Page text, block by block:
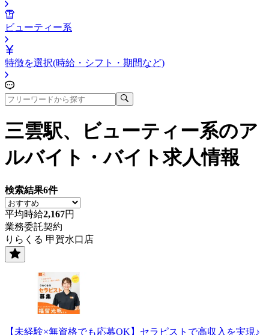
ビューティー系
特徴を選択(時給・シフト・期間など)
三雲駅、ビューティー系のア
ルバイト・バイト求人情報
検索結果6件
平均時給2,167円
業務委託契約
りらくる 甲賀水口店
【未経験×無資格でも応募OK】セラピストで高収入を実現♪